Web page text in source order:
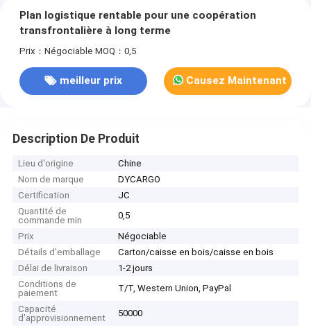
Plan logistique rentable pour une coopération
transfrontalière à long terme
Prix：Négociable MOQ：0,5
meilleur prix Causez Maintenant
Description De Produit
Lieu d'origine
Chine
Nom de marque
DYCARGO
Certification
JC
Quantité de
commande min
0,5
Prix
Négociable
Détails d'emballage
Carton/caisse en bois/caisse en bois
Délai de livraison
1-2 jours
Conditions de
paiement
T/T, Western Union, PayPal
Capacité
d'approvisionnement
50000